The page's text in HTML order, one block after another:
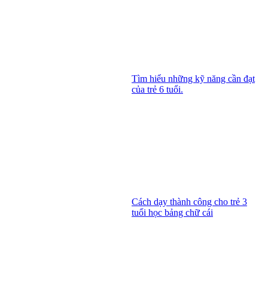
Tìm hiểu những kỹ năng cần đạt
của trẻ 6 tuổi.
Cách dạy thành công cho trẻ 3
tuổi học bảng chữ cái